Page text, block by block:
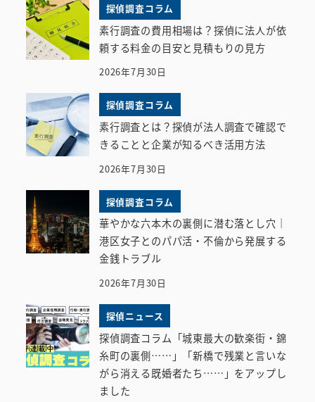
探偵調査コラム
素行調査の費用相場は？探偵に法人が依
頼する料金の目安と見積もりの見方
2026年7月30日
探偵調査コラム
素行調査とは？探偵が法人調査で確認で
きることと企業が知るべき活用方法
2026年7月30日
探偵調査コラム
華やかな六本木の裏側に潜む落とし穴｜
港区女子とのパパ活・不倫から発展する
金銭トラブル
2026年7月30日
探偵ニュース
探偵調査コラム「城東最大の歓楽街・錦
糸町の裏側……」「新橋で残業と言いな
がら消える既婚者たち……」をアップし
ました